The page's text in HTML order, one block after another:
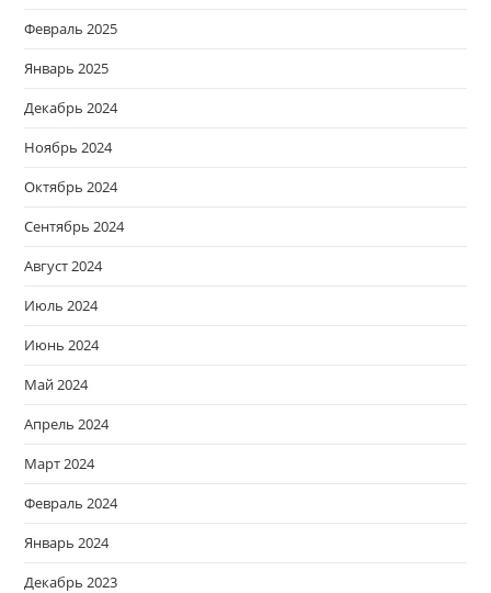
Февраль 2025
Январь 2025
Декабрь 2024
Ноябрь 2024
Октябрь 2024
Сентябрь 2024
Август 2024
Июль 2024
Июнь 2024
Май 2024
Апрель 2024
Март 2024
Февраль 2024
Январь 2024
Декабрь 2023